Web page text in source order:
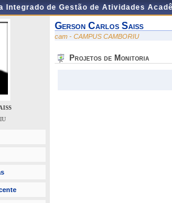
Integrado de Gestão de Atividades
Gerson Carlos Saiss
cam - CAMPUS CAMBORIU
Projetos de Monitoria